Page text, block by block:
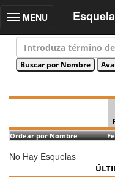
Toggle
MENU
Ordear por Nombre
No Hay Esquelas